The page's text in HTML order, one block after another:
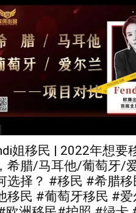
姐移民 | 2022年想要
希腊/马耳他/葡萄牙/
选择？ #移民 #希腊移
移民 #葡萄牙移民 #爱